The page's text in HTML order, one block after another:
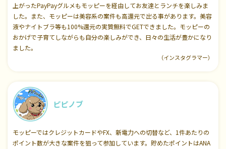
上がったPayPayグルメもモッピーを経由してお友達とランチを楽しみま
した。また、モッピーは美容系の案件も高還元で出る事があります。美容
液やナイトブラ等も100%還元の実質無料でGETできました。モッピーの
おかげで子育てしながらも自分の楽しみができ、日々の生活が豊かになり
ました。
（インスタグラマー）
ピピノブ
モッピーではクレジットカードやFX、新電力への切替など、1件あたりの
ポイント数が大きな案件を狙って参加しています。貯めたポイントはANA